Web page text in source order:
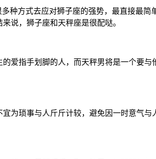
种方式去应对狮子座的强势，最直接最
说，狮子座和天秤座是很配哒。
爱指手划脚的人，而天秤男将是一个要
为琐事与人斤斤计较，避免因一时意气